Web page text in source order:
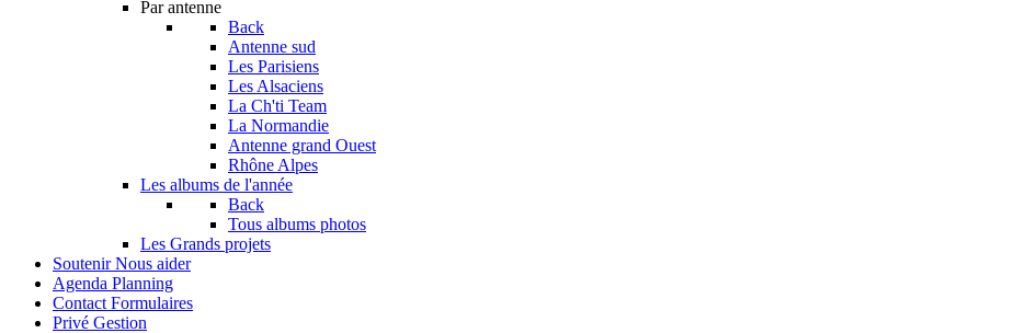
Par antenne
Back
Antenne sud
Les Parisiens
Les Alsaciens
La Ch'ti Team
La Normandie
Antenne grand Ouest
Rhône Alpes
Les albums de l'année
Back
Tous albums photos
Les Grands projets
Soutenir Nous aider
Agenda Planning
Contact Formulaires
Privé Gestion